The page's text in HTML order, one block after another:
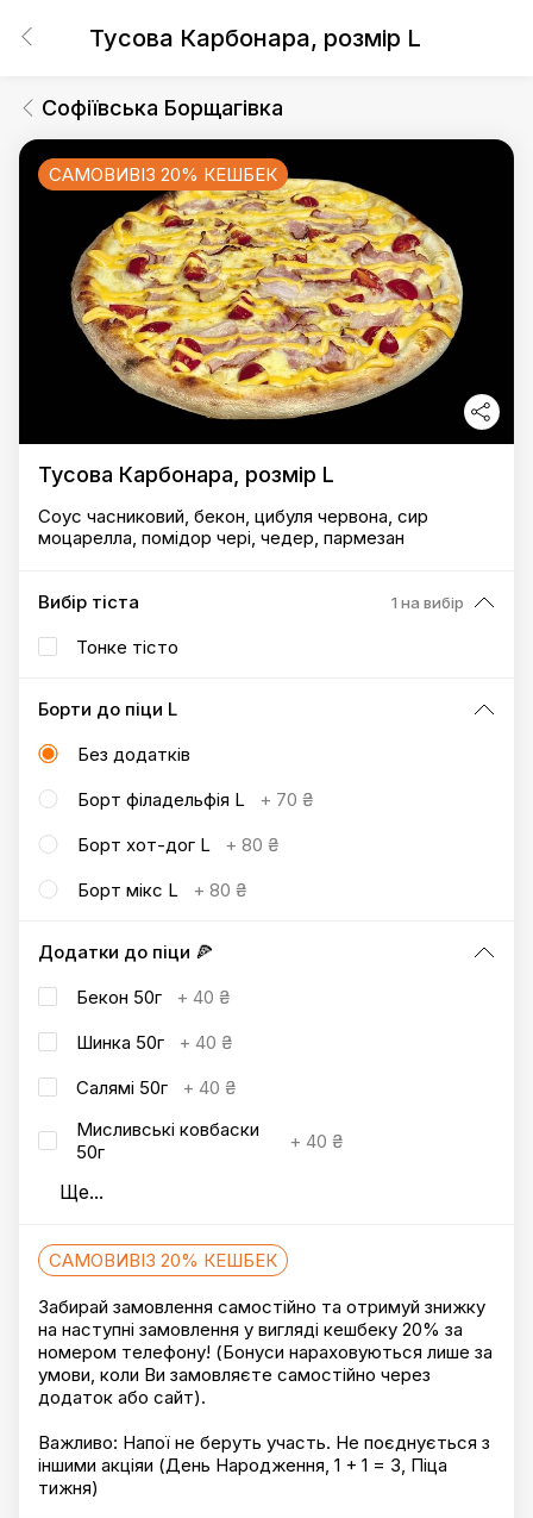
Тусова Карбонара, розмір L
Софіївська Борщагівка
САМОВИВІЗ 20% КЕШБЕК
Тусова Карбонара, розмір L
Соус часниковий, бекон, цибуля червона, сир
моцарелла, помідор чері, чедер, пармезан
Вибір тіста 1 на вибір
Тонке тісто
Борти до піци L
Без додатків
Борт філадельфія L
+ 70 ₴
Борт хот-дог L
+ 80 ₴
Борт мікс L
+ 80 ₴
Додатки до піци 🍕
Бекон 50г
+ 40 ₴
Шинка 50г
+ 40 ₴
Салямі 50г
+ 40 ₴
Мисливські ковбаски
50г
+ 40 ₴
Ще...
САМОВИВІЗ 20% КЕШБЕК
Забирай замовлення самостійно та отримуй знижку
на наступні замовлення у вигляді кешбеку 20% за
номером телефону! (Бонуси нараховуються лише за
умови, коли Ви замовляєте самостійно через
додаток або сайт).
Важливо: Напої не беруть участь. Не поєднується з
іншими акціяи (День Народження, 1 + 1 = 3, Піца
тижня)